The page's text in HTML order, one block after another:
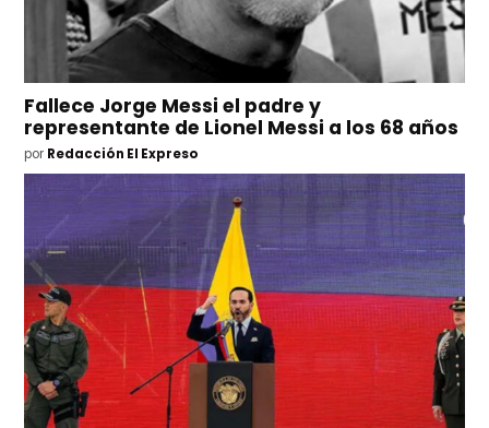
Fallece Jorge Messi el padre y
representante de Lionel Messi a los 68 años
por Redacción El Expreso